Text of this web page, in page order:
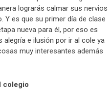
lograrás calmar sus nervios
Y es que su primer día de clase
nueva para él, por eso es
e ilusión por ir al cole ya
muy interesantes además
colegio